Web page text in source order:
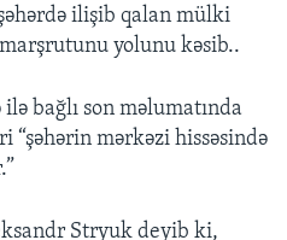
ilişib qalan mülki
yolunu kəsib..
bağlı son məlumatında
mərkəzi hissəsində
Stryuk deyib ki,